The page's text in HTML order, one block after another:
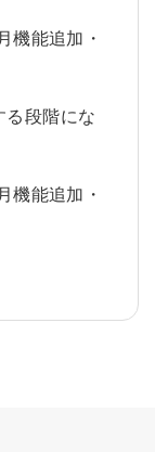
機能追加・
る段階にな
機能追加・